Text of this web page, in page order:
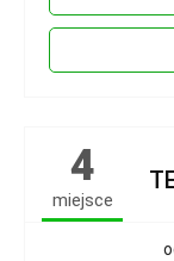
4
miejsce